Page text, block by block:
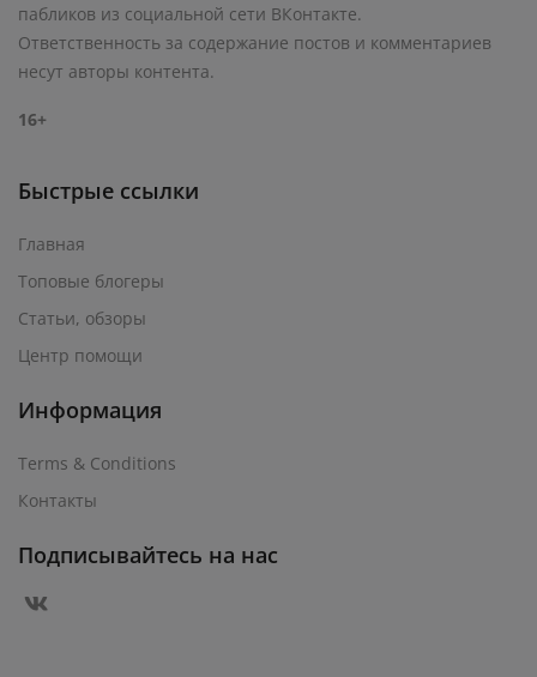
пабликов из социальной сети ВКонтакте.
Ответственность за содержание постов и комментариев
несут авторы контента.
16+
Быстрые ссылки
Главная
Топовые блогеры
Статьи, обзоры
Центр помощи
Информация
Terms & Conditions
Контакты
Подписывайтесь на нас